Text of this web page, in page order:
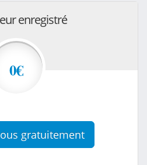
enregistré
0€
gratuitement